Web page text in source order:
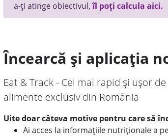
a-ți atinge obiectivul,îl poți calcula aici.
Încearcă și aplicația
Eat & Track - Cel mai rapid și ușor
alimente exclusiv din România
Uite doar câteva motive pentru care să
Ai acces la informațiile nutriționale a